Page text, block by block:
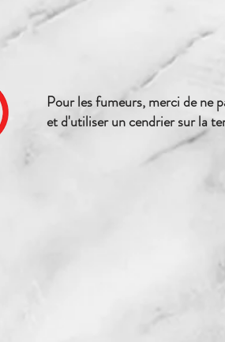
Pour les fumeurs, merci de ne
et d'utiliser un cendrier sur la